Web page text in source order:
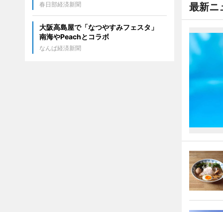
最新ニ
春日部経済新聞
大阪高島屋で「なつやすみフェスタ」
南海やPeachとコラボ
なんば経済新聞